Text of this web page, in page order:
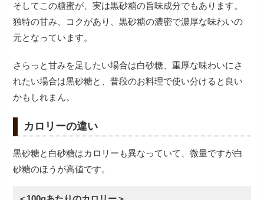
そしてこの糖蜜が、実は黒砂糖の旨味成分でもあります。
独特の甘み、コクがあり、黒砂糖の濃密で濃厚な味わいの
元となっています。
さらっと甘みを足したい場合は白砂糖、重厚な味わいにさ
れたい場合は黒砂糖と、普段のお料理で使い分けると良い
かもしれまん。
カロリーの違い
黒砂糖と白砂糖はカロリーも異なっていて、微量ですが白
砂糖のほうが高値です。